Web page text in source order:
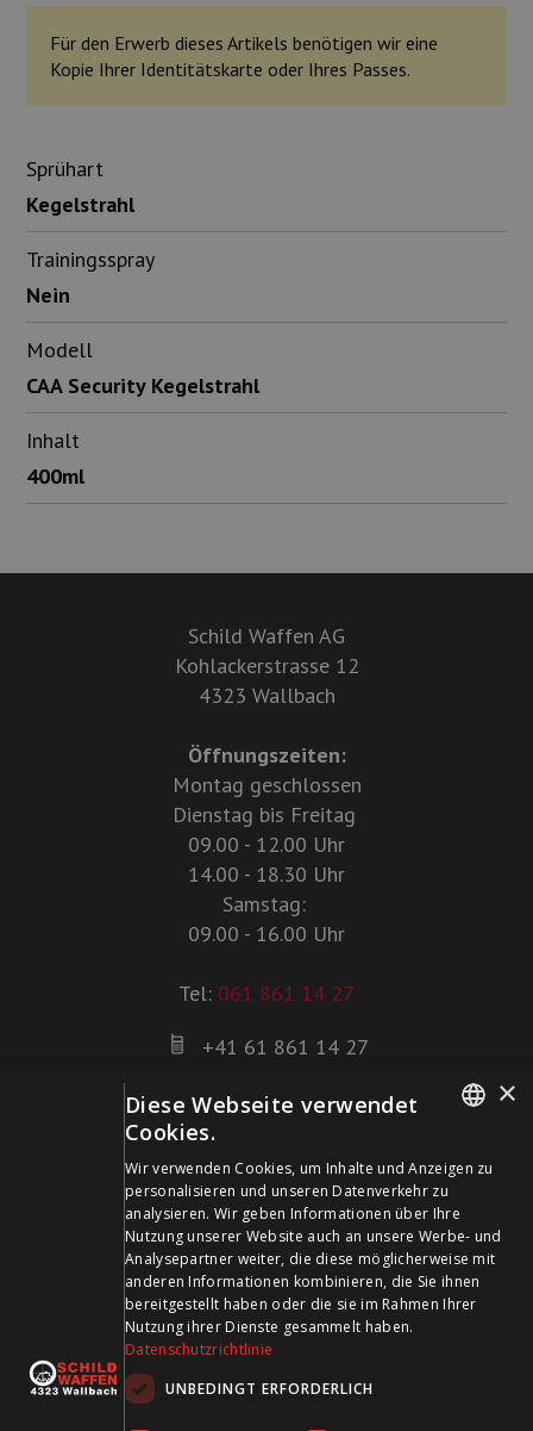
Für den Erwerb dieses Artikels benötigen wir eine
Kopie Ihrer Identitätskarte oder Ihres Passes.
Sprühart
Kegelstrahl
Trainingsspray
Nein
Modell
CAA Security Kegelstrahl
Inhalt
400ml
Schild Waffen AG
Kohlackerstrasse 12
4323 Wallbach
Öffnungszeiten:
Montag geschlossen
Dienstag bis Freitag
09.00 - 12.00 Uhr
14.00 - 18.30 Uhr
Samstag:
09.00 - 16.00 Uhr
Tel: 061 861 14 27
+41 61 861 14 27
info@schildwaffen.ch
Zahlungsmittel
Besuchen Sie uns in den Sozialen Medien und bleiben Sie
auf dem Laufenden!
FRENCH
×
Diese Webseite verwendet
Cookies.
Wir verwenden Cookies, um Inhalte und Anzeigen zu
personalisieren und unseren Datenverkehr zu
analysieren. Wir geben Informationen über Ihre
Nutzung unserer Website auch an unsere Werbe- und
Analysepartner weiter, die diese möglicherweise mit
anderen Informationen kombinieren, die Sie ihnen
bereitgestellt haben oder die sie im Rahmen Ihrer
Nutzung ihrer Dienste gesammelt haben.
Datenschutzrichtlinie
UNBEDINGT ERFORDERLICH